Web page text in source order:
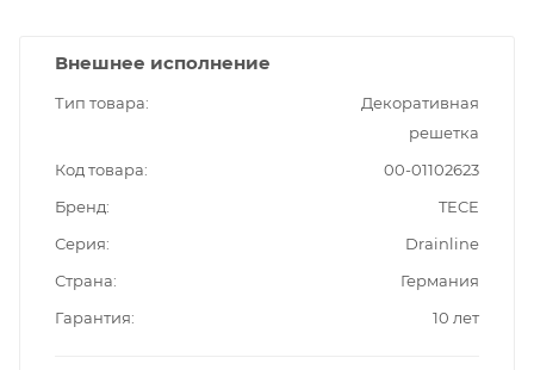
Внешнее исполнение
Тип товара
Декоративная
решетка
Код товара
00-01102623
Бренд
TECE
Серия
Drainline
Страна
Германия
Гарантия
10 лет